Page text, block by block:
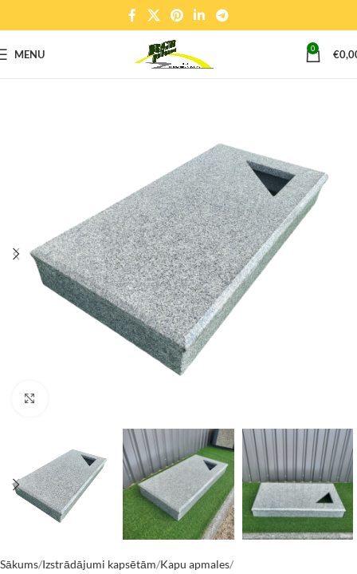
MENU 0 €
Sākums Izstrādājumi kapsētām Kapu apmales